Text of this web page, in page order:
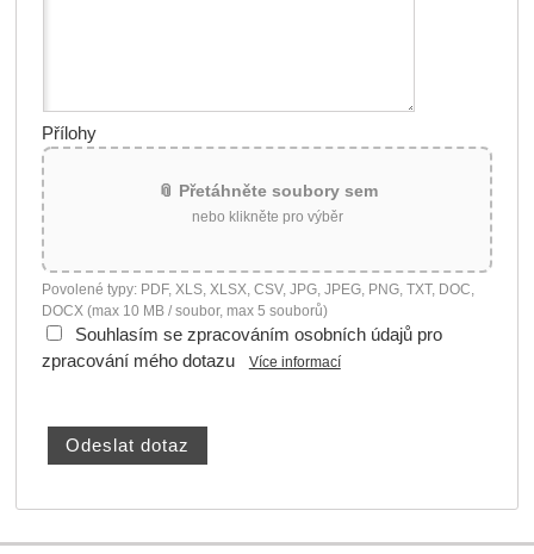
Přílohy
📎 Přetáhněte soubory sem
nebo klikněte pro výběr
Povolené typy: PDF, XLS, XLSX, CSV, JPG, JPEG, PNG, TXT, DOC,
DOCX (max 10 MB / soubor, max 5 souborů)
Souhlasím se zpracováním osobních údajů pro
zpracování mého dotazu
Více informací